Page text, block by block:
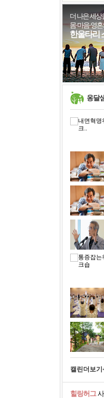
졸업식
슬럼프
보고
못된
희망이
#경험
#아
#독서
#위
#계획
#선
#극복
#건
#삶
#친구
더 나은 세상
몸·마음·영
한울타리
옹달
캘린더보기
힐링허그